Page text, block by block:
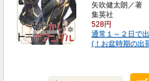
矢吹健太朗／著
集英社
528円
通常１～２日で
(！お盆時期の出